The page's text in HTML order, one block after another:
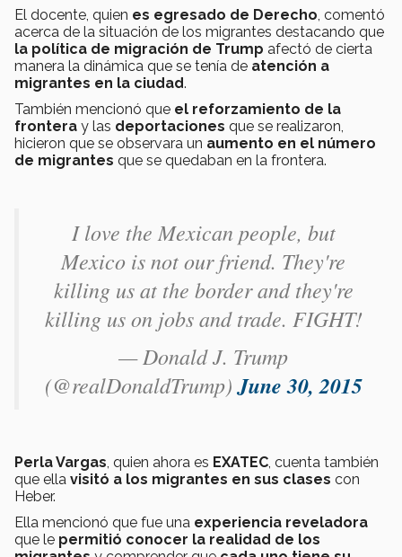
El docente, quien es egresado de Derecho, comentó
acerca de la situación de los migrantes destacando que
la política de migración de Trump afectó de cierta
manera la dinámica que se tenía de atención a
migrantes en la ciudad.
También mencionó que el reforzamiento de la
frontera y las deportaciones que se realizaron,
hicieron que se observara un aumento en el número
de migrantes que se quedaban en la frontera.
I love the Mexican people, but
Mexico is not our friend. They're
killing us at the border and they're
killing us on jobs and trade. FIGHT!
— Donald J. Trump
(@realDonaldTrump)June 30, 2015
Perla Vargas, quien ahora es EXATEC, cuenta también
que ella visitó a los migrantes en sus clases con
Heber.
Ella mencionó que fue una experiencia reveladora
que le permitió conocer la realidad de los